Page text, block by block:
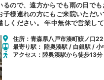
るので、遠方からでも雨の日でも
子様連れの方にもご来院いただ
しください。 年中無休で営業し
住所：青森県八戸市湊町鮫ノ口
最寄り駅： 陸奥湊駅 / 白銀駅 / 小
アクセス：陸奥湊駅から徒歩13分